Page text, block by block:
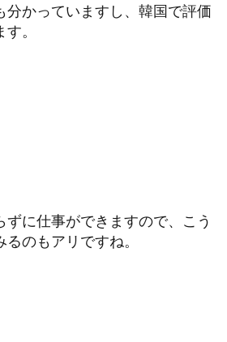
分かっていますし、韓国で評価
。
ずに仕事ができますので、こう
のもアリですね。